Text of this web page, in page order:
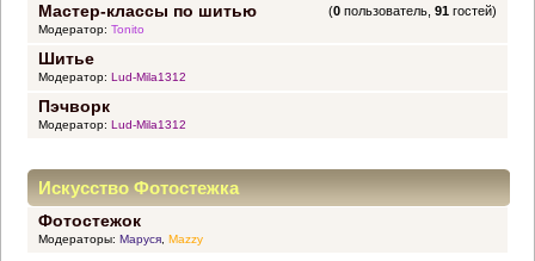
Мастер-классы по шитью (0 пользователь,91 гостей)
Модератор: Tonito
Шитье
Модератор: Lud-Mila1312
Пэчворк
Модератор: Lud-Mila1312
Искусство Фотостежка
Фотостежок
Модераторы: Маруся, Mazzy